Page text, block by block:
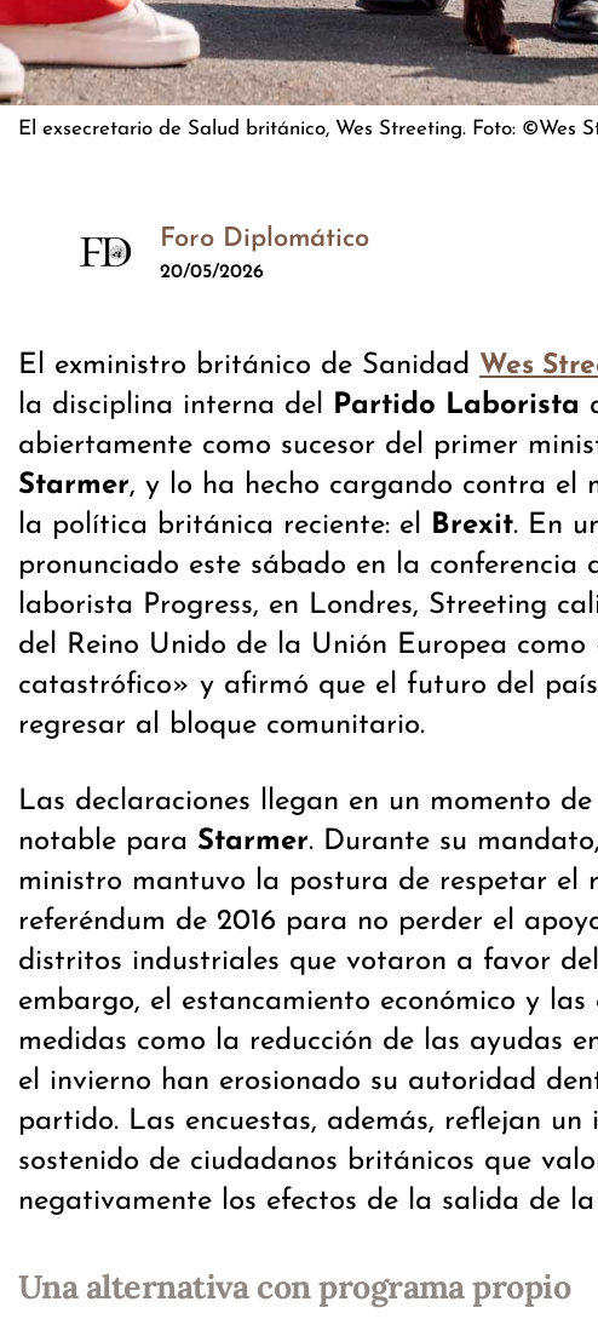
El exsecretario de Salud británico, Wes Streeting. Foto: ©Wes
Foro Diplomático
20/05/2026
El exministro británico de Sanidad Wes
la disciplina interna del Partido Laborista
abiertamente como sucesor del primer
Starmer, y lo ha hecho cargando contra el
la política británica reciente: el Brexit. En
pronunciado este sábado en la conferencia
laborista Progress, en Londres, Streeting
del Reino Unido de la Unión Europea como
catastrófico» y afirmó que el futuro del
regresar al bloque comunitario.
Las declaraciones llegan en un momento
notable para Starmer. Durante su
ministro mantuvo la postura de respetar el
referéndum de 2016 para no perder el
distritos industriales que votaron a favor
embargo, el estancamiento económico y las
medidas como la reducción de las ayudas
el invierno han erosionado su autoridad
partido. Las encuestas, además, reflejan un
sostenido de ciudadanos británicos que
negativamente los efectos de la salida de
Una alternativa con programa propio